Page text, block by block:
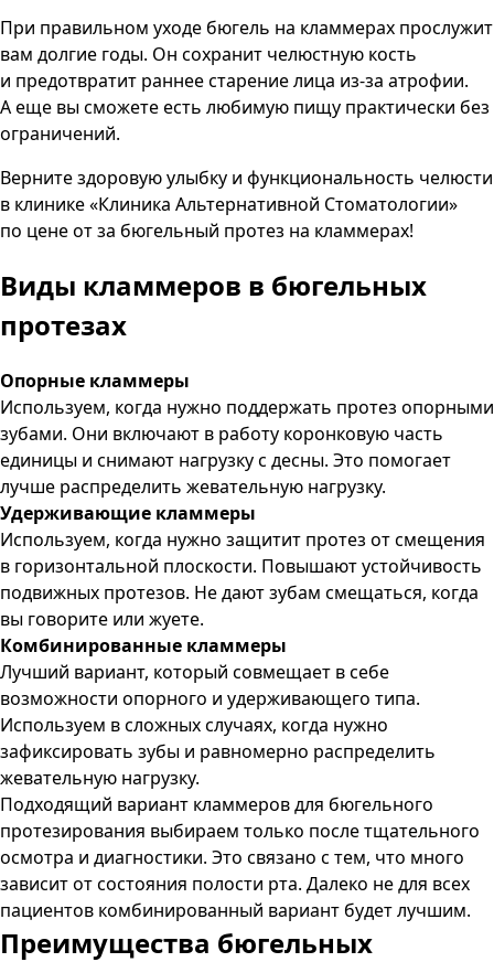
При правильном уходе бюгель на кламмерах прослужит
вам долгие годы. Он сохранит челюстную кость
и предотвратит раннее старение лица из-за атрофии.
А еще вы сможете есть любимую пищу практически без
ограничений.
Верните здоровую улыбку и функциональность челюсти
в клинике «Клиника Альтернативной Стоматологии»
по цене от за бюгельный протез на кламмерах!
Виды кламмеров в бюгельных
протезах
Опорные кламмеры
Используем, когда нужно поддержать протез опорными
зубами. Они включают в работу коронковую часть
единицы и снимают нагрузку с десны. Это помогает
лучше распределить жевательную нагрузку.
Удерживающие кламмеры
Используем, когда нужно защитит протез от смещения
в горизонтальной плоскости. Повышают устойчивость
подвижных протезов. Не дают зубам смещаться, когда
вы говорите или жуете.
Комбинированные кламмеры
Лучший вариант, который совмещает в себе
возможности опорного и удерживающего типа.
Используем в сложных случаях, когда нужно
зафиксировать зубы и равномерно распределить
жевательную нагрузку.
Подходящий вариант кламмеров для бюгельного
протезирования выбираем только после тщательного
осмотра и диагностики. Это связано с тем, что много
зависит от состояния полости рта. Далеко не для всех
пациентов комбинированный вариант будет лучшим.
Преимущества бюгельных